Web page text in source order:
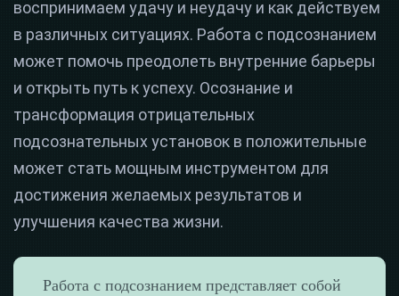
воспринимаем удачу и неудачу и как действуем
в различных ситуациях. Работа с подсознанием
может помочь преодолеть внутренние барьеры
и открыть путь к успеху. Осознание и
трансформация отрицательных
подсознательных установок в положительные
может стать мощным инструментом для
достижения желаемых результатов и
улучшения качества жизни.
Работа с подсознанием представляет собой